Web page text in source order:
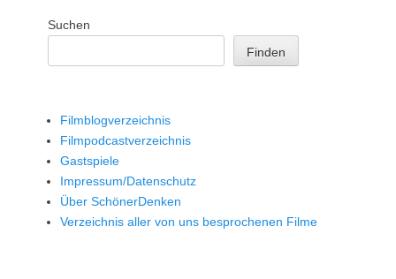
Suchen
Finden
Filmblogverzeichnis
Filmpodcastverzeichnis
Gastspiele
Impressum/Datenschutz
Über SchönerDenken
Verzeichnis aller von uns besprochenen Filme